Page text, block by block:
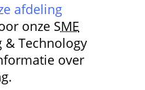
afdeling
onze SME
& Technology
over